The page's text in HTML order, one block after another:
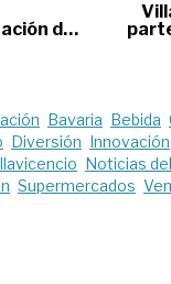
de
Bavaria Bebida
Diversión Innovación
Noticias
Supermercados